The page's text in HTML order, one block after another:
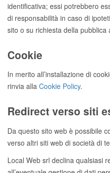
identificativa; essi potrebbero
di responsabilità in caso di
sito o su richiesta della pubblica
Cookie
In merito all’installazione di
rinvia alla Cookie Policy.
Redirect verso siti
Da questo sito web è possibile
verso altri siti web di società di
Local Web srl declina qualsiasi